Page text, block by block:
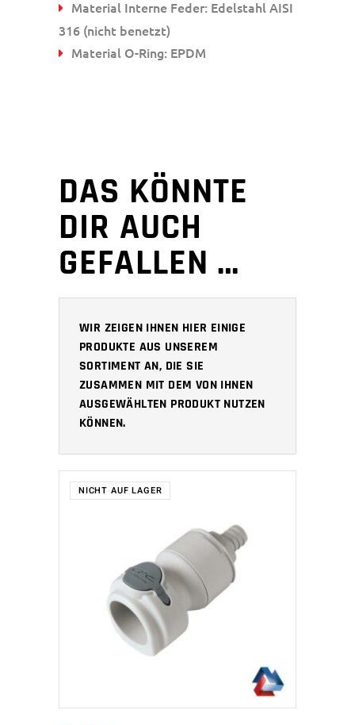
Material Interne Feder: Edelstahl AISI
316 (nicht benetzt)
Material O-Ring: EPDM
DAS KÖNNTE
DIR AUCH
GEFALLEN …
WIR ZEIGEN IHNEN HIER EINIGE
PRODUKTE AUS UNSEREM
SORTIMENT AN, DIE SIE
ZUSAMMEN MIT DEM VON IHNEN
AUSGEWÄHLTEN PRODUKT NUTZEN
KÖNNEN.
NICHT AUF LAGER
WEITERLESEN